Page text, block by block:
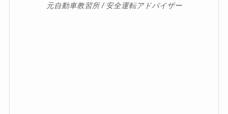
元自動車教習所 / 安全運転アドバイザー